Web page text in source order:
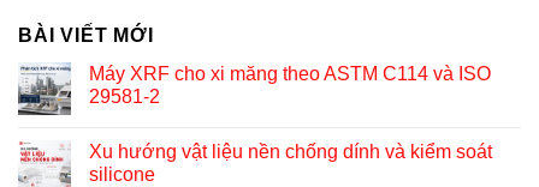
BÀI VIẾT MỚI
Máy XRF cho xi măng theo ASTM C114 và ISO
29581-2
Xu hướng vật liệu nền chống dính và kiểm soát
silicone